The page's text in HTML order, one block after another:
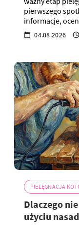
pierwszego
informacje,
04.08.2026
PIELĘGNACJA
Dlaczego
użyciu